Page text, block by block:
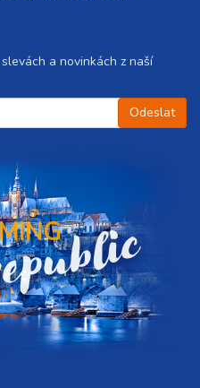
a novinkách z naší